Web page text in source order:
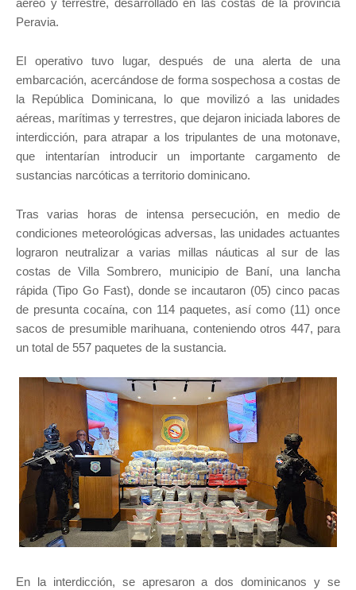
aéreo y terrestre, desarrollado en las costas de la provincia
Peravia.
El operativo tuvo lugar, después de una alerta de una
embarcación, acercándose de forma sospechosa a costas de
la República Dominicana, lo que movilizó a las unidades
aéreas, marítimas y terrestres, que dejaron iniciada labores de
interdicción, para atrapar a los tripulantes de una motonave,
que intentarían introducir un importante cargamento de
sustancias narcóticas a territorio dominicano.
Tras varias horas de intensa persecución, en medio de
condiciones meteorológicas adversas, las unidades actuantes
lograron neutralizar a varias millas náuticas al sur de las
costas de Villa Sombrero, municipio de Baní, una lancha
rápida (Tipo Go Fast), donde se incautaron (05) cinco pacas
de presunta cocaína, con 114 paquetes, así como (11) once
sacos de presumible marihuana, conteniendo otros 447, para
un total de 557 paquetes de la sustancia.
En la interdicción, se apresaron a dos dominicanos y se